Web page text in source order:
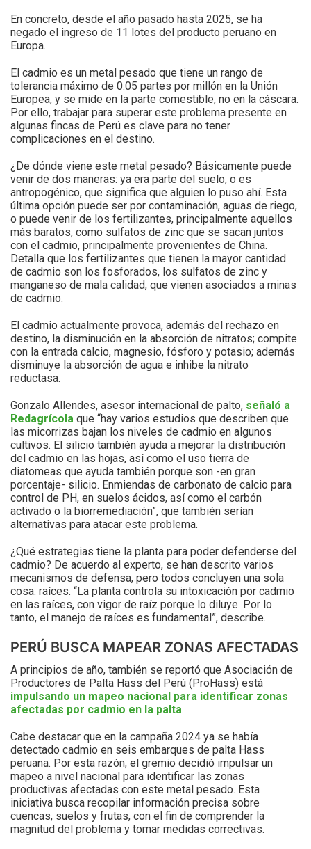
En concreto, desde el año pasado hasta 2025, se ha
negado el ingreso de 11 lotes del producto peruano en
Europa.
El cadmio es un metal pesado que tiene un rango de
tolerancia máximo de 0.05 partes por millón en la Unión
Europea, y se mide en la parte comestible, no en la cáscara.
Por ello, trabajar para superar este problema presente en
algunas fincas de Perú es clave para no tener
complicaciones en el destino.
¿De dónde viene este metal pesado? Básicamente puede
venir de dos maneras: ya era parte del suelo, o es
antropogénico, que significa que alguien lo puso ahí. Esta
última opción puede ser por contaminación, aguas de riego,
o puede venir de los fertilizantes, principalmente aquellos
más baratos, como sulfatos de zinc que se sacan juntos
con el cadmio, principalmente provenientes de China.
Detalla que los fertilizantes que tienen la mayor cantidad
de cadmio son los fosforados, los sulfatos de zinc y
manganeso de mala calidad, que vienen asociados a minas
de cadmio.
El cadmio actualmente provoca, además del rechazo en
destino, la disminución en la absorción de nitratos; compite
con la entrada calcio, magnesio, fósforo y potasio; además
disminuye la absorción de agua e inhibe la nitrato
reductasa.
Gonzalo Allendes, asesor internacional de palto, señaló a
Redagrícola que “hay varios estudios que describen que
las micorrizas bajan los niveles de cadmio en algunos
cultivos. El silicio también ayuda a mejorar la distribución
del cadmio en las hojas, así como el uso tierra de
diatomeas que ayuda también porque son -en gran
porcentaje- silicio. Enmiendas de carbonato de calcio para
control de PH, en suelos ácidos, así como el carbón
activado o la biorremediación”, que también serían
alternativas para atacar este problema.
¿Qué estrategias tiene la planta para poder defenderse del
cadmio? De acuerdo al experto, se han descrito varios
mecanismos de defensa, pero todos concluyen una sola
cosa: raíces. “La planta controla su intoxicación por cadmio
en las raíces, con vigor de raíz porque lo diluye. Por lo
tanto, el manejo de raíces es fundamental”, describe.
PERÚ BUSCA MAPEAR ZONAS AFECTADAS
A principios de año, también se reportó que Asociación de
Productores de Palta Hass del Perú (ProHass) está
impulsando un mapeo nacional para identificar zonas
afectadas por cadmio en la palta.
Cabe destacar que en la campaña 2024 ya se había
detectado cadmio en seis embarques de palta Hass
peruana. Por esta razón, el gremio decidió impulsar un
mapeo a nivel nacional para identificar las zonas
productivas afectadas con este metal pesado. Esta
iniciativa busca recopilar información precisa sobre
cuencas, suelos y frutas, con el fin de comprender la
magnitud del problema y tomar medidas correctivas.